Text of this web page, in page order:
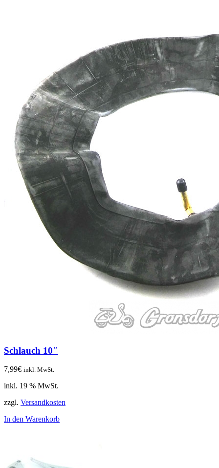
Schlauch 10″
7,99€ inkl. MwSt.
inkl. 19 % MwSt.
zzgl. Versandkosten
In den Warenkorb